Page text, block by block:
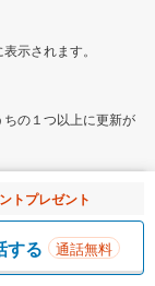
示されます。
の１つ以上に更新が
に表示されます。価
築住宅、マンション
一覧を開く
トプレゼント
する 通話無料